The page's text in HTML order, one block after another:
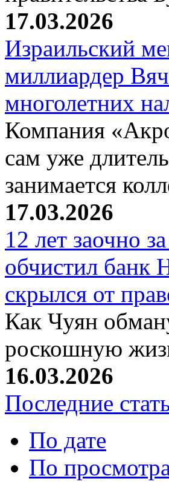
17.03.2026
Израильский
миллиардер
многолетних
Компания
сам уже
занимается
17.03.2026
12 лет заочно
обчистил банк
скрылся от
Как Чуян
роскошную
16.03.2026
Последние
По дате
По